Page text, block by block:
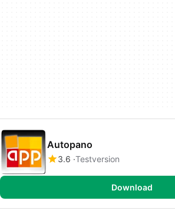
Autopano
3.6 Testversion
Download